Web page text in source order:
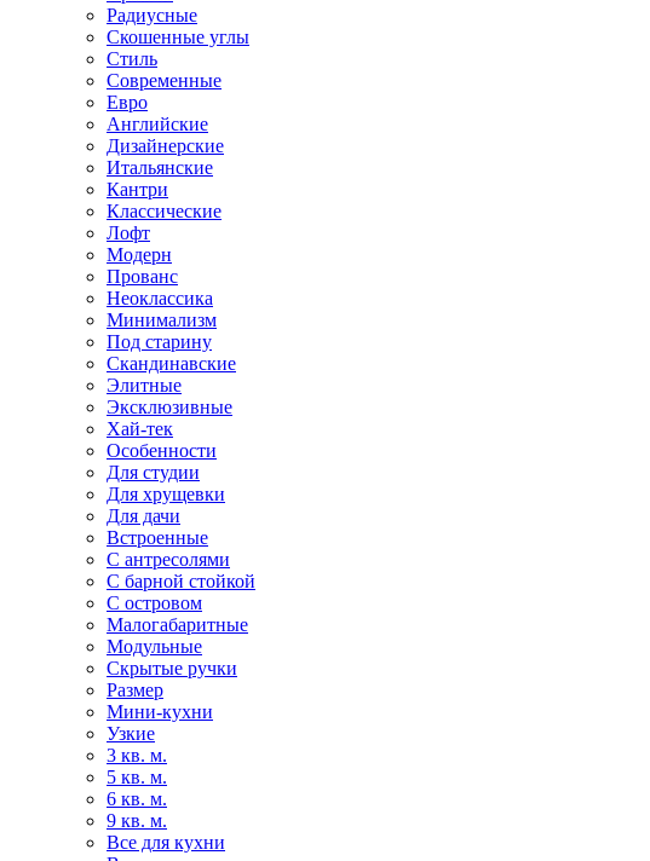
Радиусные
Скошенные углы
Стиль
Современные
Евро
Английские
Дизайнерские
Итальянские
Кантри
Классические
Лофт
Модерн
Прованс
Неоклассика
Минимализм
Под старину
Скандинавские
Элитные
Эксклюзивные
Хай-тек
Особенности
Для студии
Для хрущевки
Для дачи
Встроенные
С антресолями
С барной стойкой
С островом
Малогабаритные
Модульные
Скрытые ручки
Размер
Мини-кухни
Узкие
3 кв. м.
5 кв. м.
6 кв. м.
9 кв. м.
Все для кухни